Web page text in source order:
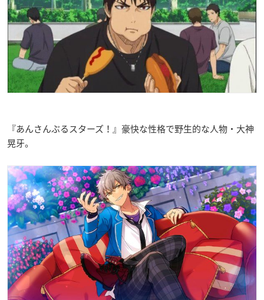
『あんさんぶるスターズ！』豪快な性格で野生的な人物・大神
晃牙。